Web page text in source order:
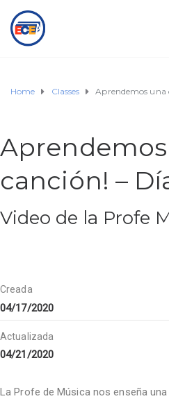
Home Classes Aprendemos una
canción! –
Video de la Profe
Creada
04/17/2020
Actualizada
04/21/2020
La Profe de Música nos enseña